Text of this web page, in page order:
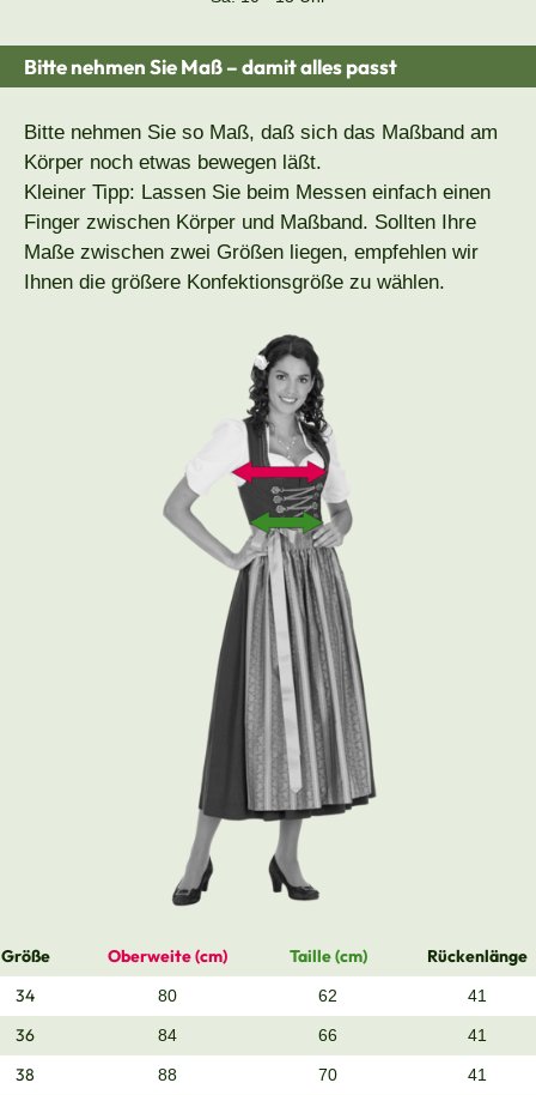
Bitte nehmen Sie Maß – damit alles passt
Bitte nehmen Sie so Maß, daß sich das Maßband am
Körper noch etwas bewegen läßt.
Kleiner Tipp: Lassen Sie beim Messen einfach einen
Finger zwischen Körper und Maßband. Sollten Ihre
Maße zwischen zwei Größen liegen, empfehlen wir
Ihnen die größere Konfektionsgröße zu wählen.
Größe Oberweite (cm) Taille (cm)
Rückenlänge
34
80 62 41
36 84 66 41
38 88 70 41